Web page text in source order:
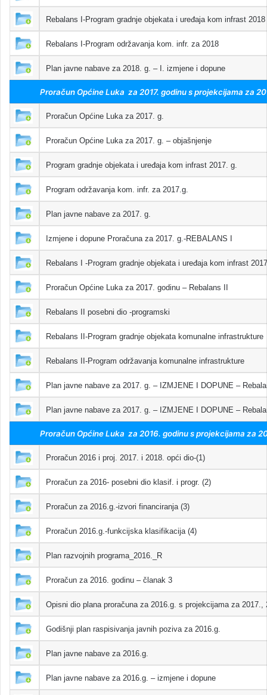
Rebalans I-Program gradnje objekata i uređaja kom infrast 2018
Rebalans I-Program održavanja kom. infr. za 2018
Plan javne nabave za 2018. g. – I. izmjene i dopune
Proračun Općine Luka za 2017. godinu s projekcijama za
Proračun Općine Luka za 2017. g.
Proračun Općine Luka za 2017. g. – objašnjenje
Program gradnje objekata i uređaja kom infrast 2017. g.
Program održavanja kom. infr. za 2017.g.
Plan javne nabave za 2017. g.
Izmjene i dopune Proračuna za 2017. g.-REBALANS I
Rebalans I -Program gradnje objekata i uređaja kom infrast 2017
Proračun Općine Luka za 2017. godinu – Rebalans II
Rebalans II posebni dio -programski
Rebalans II-Program gradnje objekata komunalne infrastrukture
Rebalans II-Program održavanja komunalne infrastrukture
Plan javne nabave za 2017. g. – IZMJENE I DOPUNE –
Plan javne nabave za 2017. g. – IZMJENE I DOPUNE –
Proračun Općine Luka za 2016. godinu s projekcijama za
Proračun 2016 i proj. 2017. i 2018. opći dio-(1)
Proračun za 2016- posebni dio klasif. i progr. (2)
Proračun za 2016.g.-izvori financiranja (3)
Proračun 2016.g.-funkcijska klasifikacija (4)
Plan razvojnih programa_2016._R
Proračun za 2016. godinu – članak 3
Opisni dio plana proračuna za 2016.g. s projekcijama za 2017.,
Godišnji plan raspisivanja javnih poziva za 2016.g.
Plan javne nabave za 2016.g.
Plan javne nabave za 2016.g. – izmjene i dopune